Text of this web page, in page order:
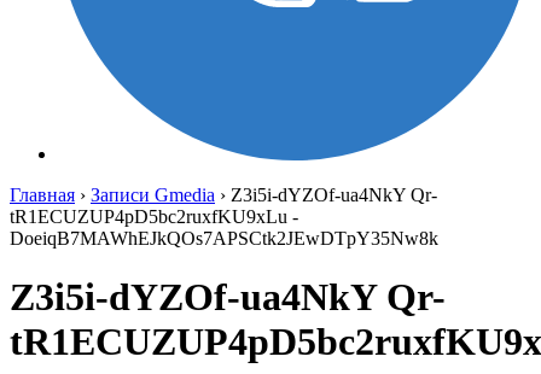
Главная › Записи Gmedia › Z3i5i-dYZOf-ua4NkY Qr-
tR1ECUZUP4pD5bc2ruxfKU9xLu -
DoeiqB7MAWhEJkQOs7APSCtk2JEwDTpY35Nw8k
Z3i5i-dYZOf-ua4NkY Qr-